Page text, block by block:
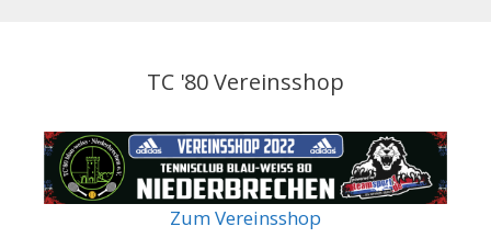
TC '80 Vereinsshop
Zum Vereinsshop